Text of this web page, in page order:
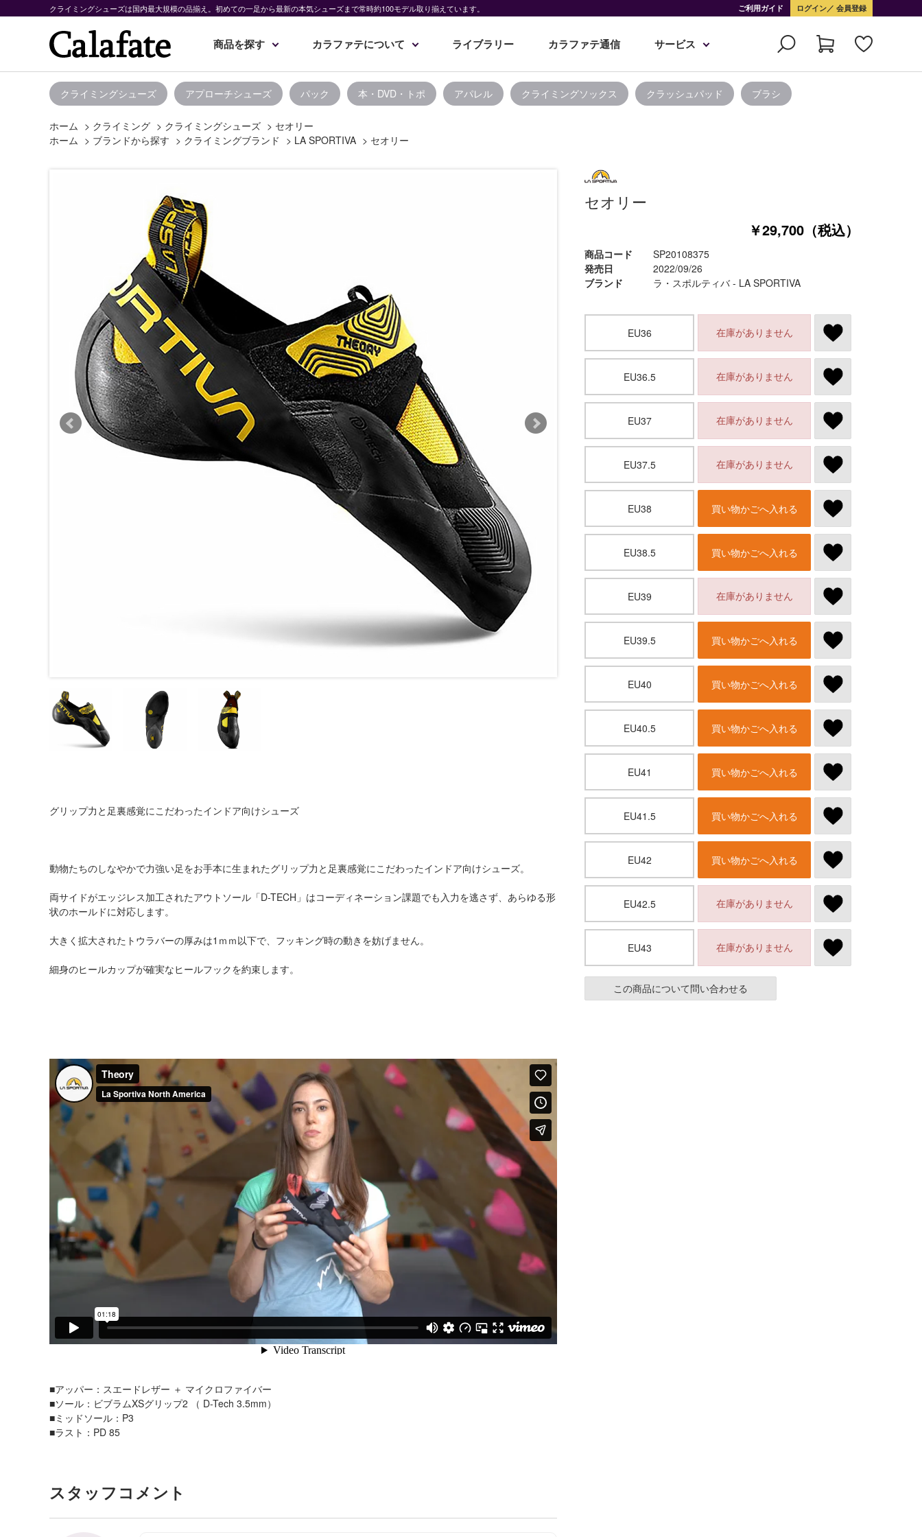
クライミングシューズは国内最大規模の品揃え。初めての一足から最新の本気シューズまで常時約100モデル取り揃えています。 ご利用ガイド ログイン 会員登録
商品を探す カラファテについて ライブラリー カラファテ通信 サービス
クライミングシューズ アプローチシューズ パック 本・DVD・トポ アパレル クライミングソックス クラッシュパッド ブラシ
ホーム > クライミング > クライミングシューズ > セオリー
ホーム > ブランドから探す > クライミングブランド > LA SPORTIVA > セオリー
グリップ力と足裏感覚にこだわったインドア向けシューズ
動物たちのしなやかで力強い足をお手本に生まれたグリップ力と足裏感覚にこだわったインドア向けシューズ。
両サイドがエッジレス加工されたアウトソール「D-TECH」はコーディネーション課題でも入力を逃さず、あらゆる形
状のホールドに対応します。
大きく拡大されたトウラバーの厚みは1ｍｍ以下で、フッキング時の動きを妨げません。
細身のヒールカップが確実なヒールフックを約束します。
■アッパー：スエードレザー ＋ マイクロファイバー
■ソール：ビブラムXSグリップ2 （ D-Tech 3.5mm）
■ミッドソール：P3
■ラスト：PD 85
スタッフコメント
セオリー
￥29,700（税込）
商品コード
SP20108375
発売日
2022/09/26
ブランド
ラ・スポルティバ - LA SPORTIVA
EU36 在庫がありません
EU36.5 在庫がありません
EU37 在庫がありません
EU37.5 在庫がありません
EU38 買い物かごへ入れる
EU38.5 買い物かごへ入れる
EU39 在庫がありません
EU39.5 買い物かごへ入れる
EU40 買い物かごへ入れる
EU40.5 買い物かごへ入れる
EU41 買い物かごへ入れる
EU41.5 買い物かごへ入れる
EU42 買い物かごへ入れる
EU42.5 在庫がありません
EU43 在庫がありません
この商品について問い合わせる